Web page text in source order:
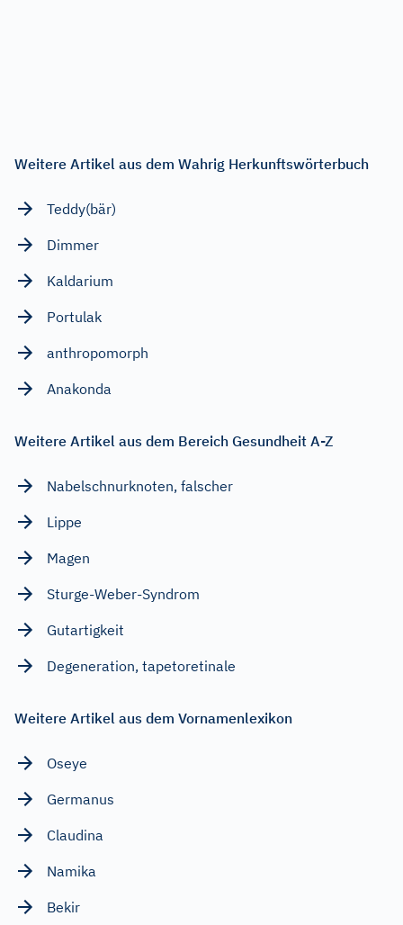
Weitere Artikel aus dem Wahrig Herkunftswörterbuch
Teddy(bär)
Dimmer
Kaldarium
Portulak
anthropomorph
Anakonda
Weitere Artikel aus dem Bereich Gesundheit A-Z
Nabelschnurknoten, falscher
Lippe
Magen
Sturge-Weber-Syndrom
Gutartigkeit
Degeneration, tapetoretinale
Weitere Artikel aus dem Vornamenlexikon
Oseye
Germanus
Claudina
Namika
Bekir